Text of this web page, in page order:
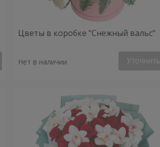
Цветы в коробке "Снежный вальс"
Нет в наличии Уточнить